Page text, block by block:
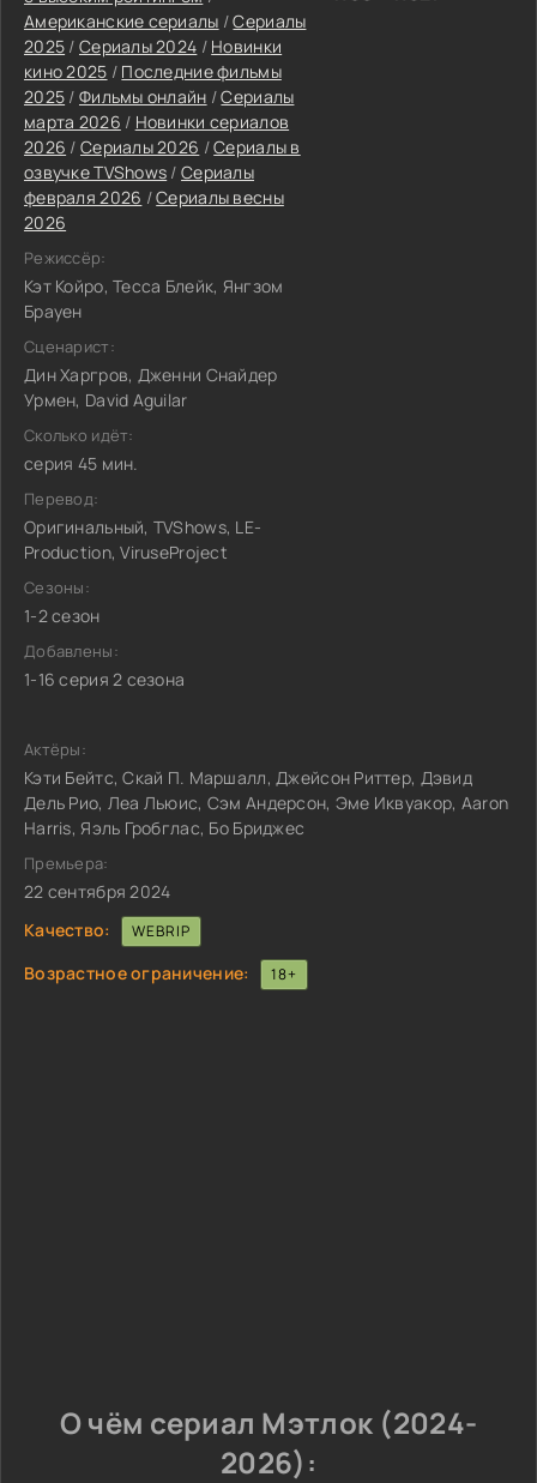
Американские сериалы /Сериалы
2025 / Сериалы 2024 / Новинки
кино 2025 / Последние фильмы
2025 / Фильмы онлайн /Сериалы
марта 2026 / Новинки сериалов
2026 / Сериалы 2026 /Сериалы в
озвучке TVShows /Сериалы
февраля 2026 /Сериалы весны
2026
Режиссёр:
Кэт Койро, Тесса Блейк, Янгзом
Брауен
Сценарист:
Дин Харгров, Дженни Снайдер
Урмен, David Aguilar
Сколько идёт:
серия 45 мин.
Перевод:
Оригинальный, TVShows, LE-
Production, ViruseProject
Сезоны:
1-2 сезон
Добавлены:
1-16 серия 2 сезона
Актёры:
Кэти Бейтс, Скай П. Маршалл, Джейсон Риттер, Дэвид
Дель Рио, Леа Льюис, Сэм Андерсон, Эме Иквуакор, Aaron
Harris, Яэль Гробглас, Бо Бриджес
Премьера:
22 сентября 2024
Качество:
WEBRIP
Возрастное ограничение: 18+
О чём сериал Мэтлок (2024-
2026):